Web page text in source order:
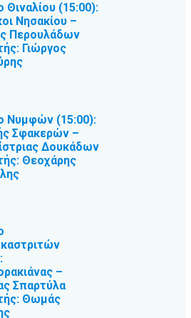
Θιναλίου (15:00):
Νησακίου –
Περουλάδων
Γιώργος
Νυμφών (15:00):
Σφακερών –
Δουκάδων
Θεοχάρης
–
Σπαρτύλα
Θωμάς